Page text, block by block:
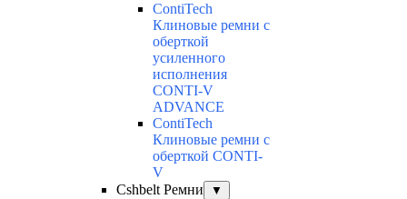
ContiTech
Клиновые ремни с
оберткой
усиленного
исполнения
CONTI-V
ADVANCE
ContiTech
Клиновые ремни с
оберткой CONTI-
V
Cshbelt Ремни
▼